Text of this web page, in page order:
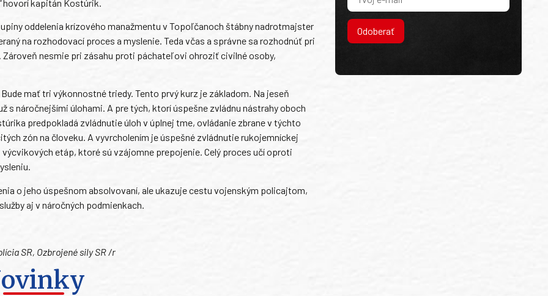
hovorí kapitán Kostúrik.
oddelenia krízového manažmentu v Topoľčanoch štábny nadrotmajster
na rozhodovací proces a myslenie. Teda včas a správne sa rozhodnúť pri
nesmie pri zásahu proti páchateľovi ohroziť civilné osoby,
mať tri výkonnostné triedy. Tento prvý kurz je základom. Na jeseň
s náročnejšími úlohami. A pre tých, ktorí úspešne zvládnu nástrahy oboch
predpokladá zvládnutie úloh v úplnej tme, ovládanie zbrane v týchto
zón na človeku. A vyvrcholením je úspešné zvládnutie rukojemníckej
etáp, ktoré sú vzájomne prepojenie. Celý proces učí oproti
o jeho úspešnom absolvovaní, ale ukazuje cestu vojenským policajtom,
aj v náročných podmienkach.
SR, Ozbrojené sily SR /r
Odoberať